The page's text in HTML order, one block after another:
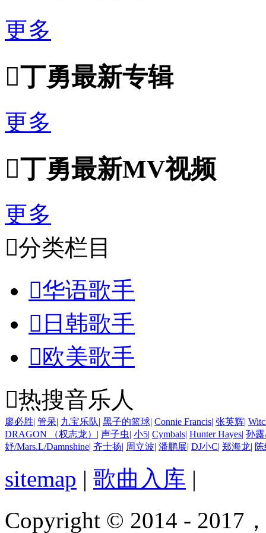
更多
丁勇最新专辑
更多
丁勇最新MV视频
更多
分类栏目
华语歌手
 日韩歌手
欧美歌手
热搜音乐人
廖必胜| 管呆| 九宝乐队| 黑子的篮球| Connie Francis| 张英辉|
DRAGON （权志龙） | 声子虫| 小5| Cymbals| Hunter Hayes| 孙
妤/Mars.L/Damnshine| 齐士扬| 周立波| 潘鹏展| DJ小C| 郑海龙|
sitemap | 歌曲入库 |
Copyright © 2014 - 2017